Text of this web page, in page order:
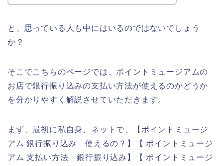
と、思っている人も中にはいるのではないでしょう
か？
そこでこちらのページでは、ポイントミュージアムの
お店で銀行振り込みの支払い方法が使えるのかどうか
を分かりやすく解説させていただきます。
まず、最初に私自身、ネットで、【ポイントミュージ
アム 銀行振り込み 使えるの？】【 ポイントミュージ
アム 支払い方法 銀行振り込み】【 ポイントミュージ